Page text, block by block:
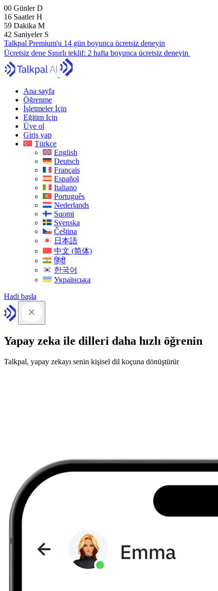
00 GünlerD
16 SaatlerH
59 Dakika M
41 Saniyeler S
Talkpal Premium'u 14 gün boyunca ücretsiz deneyin
Ücretsiz dene Sınırlı teklif: 2 hafta boyunca ücretsiz deneyin
Ana sayfa
Öğrenme
İşletmeler İçin
Eğitim Için
Üye ol
Giriş yap
Türkçe
English
Deutsch
Français
Español
Italiano
Português
Nederlands
Suomi
Svenska
Čeština
日本語
中文 (简体)
हिंदी
한국어
Українська
Hadi başla
Yapay zeka ile dilleri daha hızlı öğrenin
Talkpal, yapay zekayı senin kişisel dil koçuna dönüştürür